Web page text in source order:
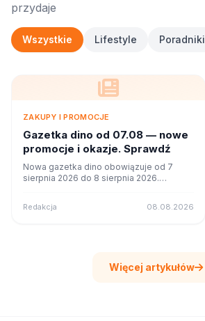
przydaje
Wszystkie Lifestyle Poradniki
ZAKUPY I PROMOCJE
Gazetka dino od 07.08 — nowe
promocje i okazje. Sprawdź
Nowa gazetka dino obowiązuje od 7
sierpnia 2026 do 8 sierpnia 2026.
Redakcja 08.08.2026
Więcej artykułów